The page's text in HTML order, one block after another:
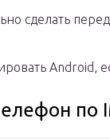
сделать
Android,
по